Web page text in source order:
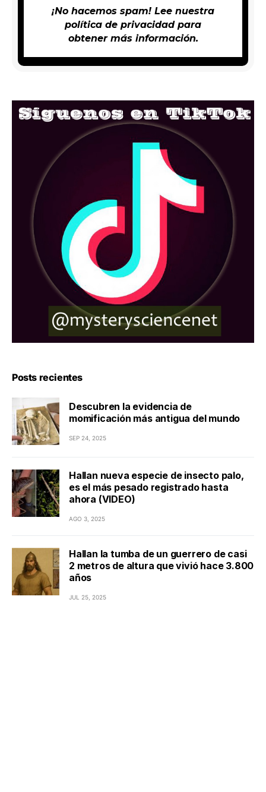
¡No hacemos spam! Lee nuestra
política de privacidadpara
obtener más información.
Posts recientes
Descubren la evidencia de
momificación más antigua del mundo
SEP 24, 2025
Hallan nueva especie de insecto palo,
es el más pesado registrado hasta
ahora (VIDEO)
AGO 3, 2025
Hallan la tumba de un guerrero de casi
2 metros de altura que vivió hace 3.800
años
JUL 25, 2025